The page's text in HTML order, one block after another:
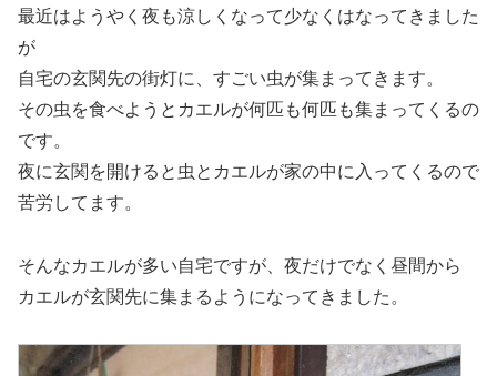
最近はようやく夜も涼しくなって少なくはなってきました
が
自宅の玄関先の街灯に、すごい虫が集まってきます。
その虫を食べようとカエルが何匹も何匹も集まってくるの
です。
夜に玄関を開けると虫とカエルが家の中に入ってくるので
苦労してます。
そんなカエルが多い自宅ですが、夜だけでなく昼間から
カエルが玄関先に集まるようになってきました。